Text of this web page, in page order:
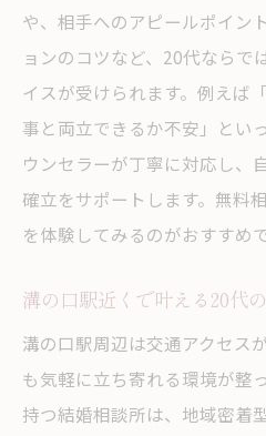
や、相手へのアピールポイン
ョンのコツなど、20代ならで
イスが受けられます。例えば
事と両立できるか不安」とい
ウンセラーが丁寧に対応し、
確立をサポートします。無料
を体験してみるのがおすすめで
溝の口駅近くで叶える20代
溝の口駅周辺は交通アクセス
も気軽に立ち寄れる環境が整
持つ結婚相談所は、地域密着